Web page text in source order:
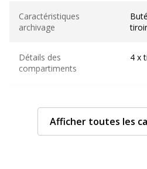
Caractéristiques
archivage
tiroir
Détails des
compartiments
4 x
Matériau(x) du produit
Afficher toutes les